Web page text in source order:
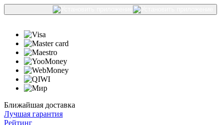
Ближайшая доставка
Лучшая гарантия
Рейтинг